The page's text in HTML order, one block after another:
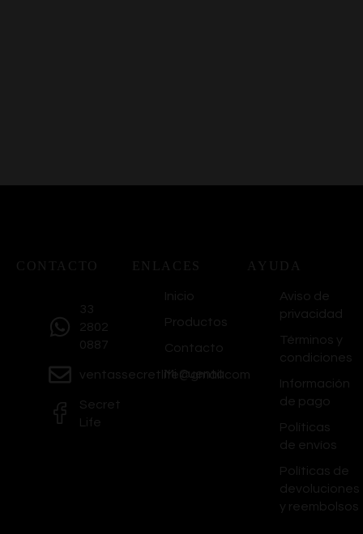
CONTACTO
33
2802
0887
ventassecretlife@gmail.com
Secret
Life
ENLACES
Inicio
Productos
Contacto
Mi Cuenta
AYUDA
Aviso de
privacidad
Términos y
condiciones
Información
de pago
Políticas
de envíos
Políticas de
devoluciones
y reembolsos